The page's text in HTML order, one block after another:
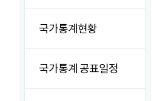
국가통계현황
국가통계 공표일정